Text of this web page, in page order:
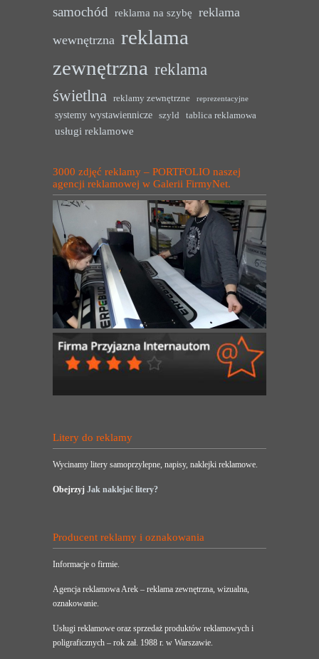
samochód reklama na szybę reklama
wewnętrzna reklama
zewnętrzna reklama
świetlna
reklamy zewnętrzne reprezentacyjne
systemy wystawiennicze szyld tablica reklamowa
usługi reklamowe
3000 zdjęć reklamy – PORTFOLIO naszej
agencji reklamowej w Galerii FirmyNet.
Litery do reklamy
Wycinamy litery samoprzylepne, napisy, naklejki reklamowe.
Obejrzyj Jak naklejać litery?
Producent reklamy i oznakowania
Informacje o firmie.
Agencja reklamowa Arek – reklama zewnętrzna, wizualna,
oznakowanie.
Usługi reklamowe oraz sprzedaż produktów reklamowych i
poligraficznych – rok zał. 1988 r. w Warszawie.